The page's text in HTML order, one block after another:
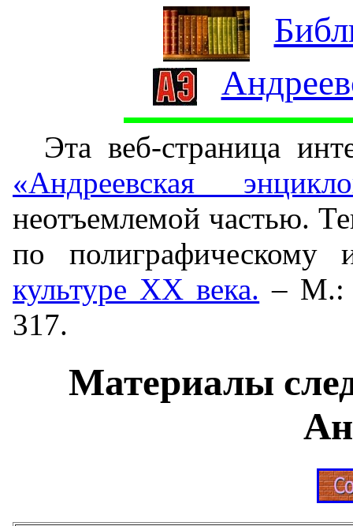
Эта веб-страница
«Андреевская
неотъемлемой частью.
по
культуре ХХ века. – М.:
317.
Материалы